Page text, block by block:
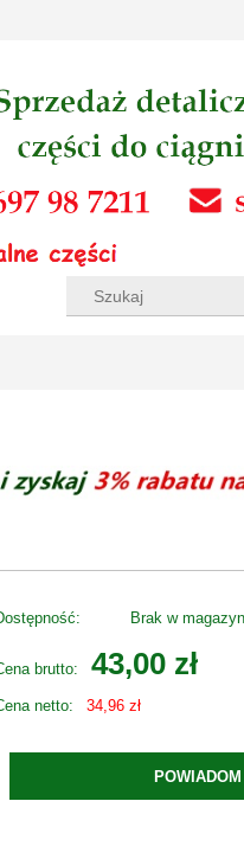
Brak w
brutto: 43,00 zł
netto: 34,96 zł